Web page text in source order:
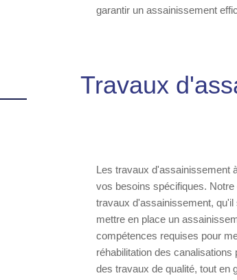
garantir un assainissement
Travaux
Les travaux d'assainissement
vos besoins spécifiques.
travaux d'assainissement,
mettre en place un
compétences requises pour
réhabilitation des
des travaux de qualité, tout en